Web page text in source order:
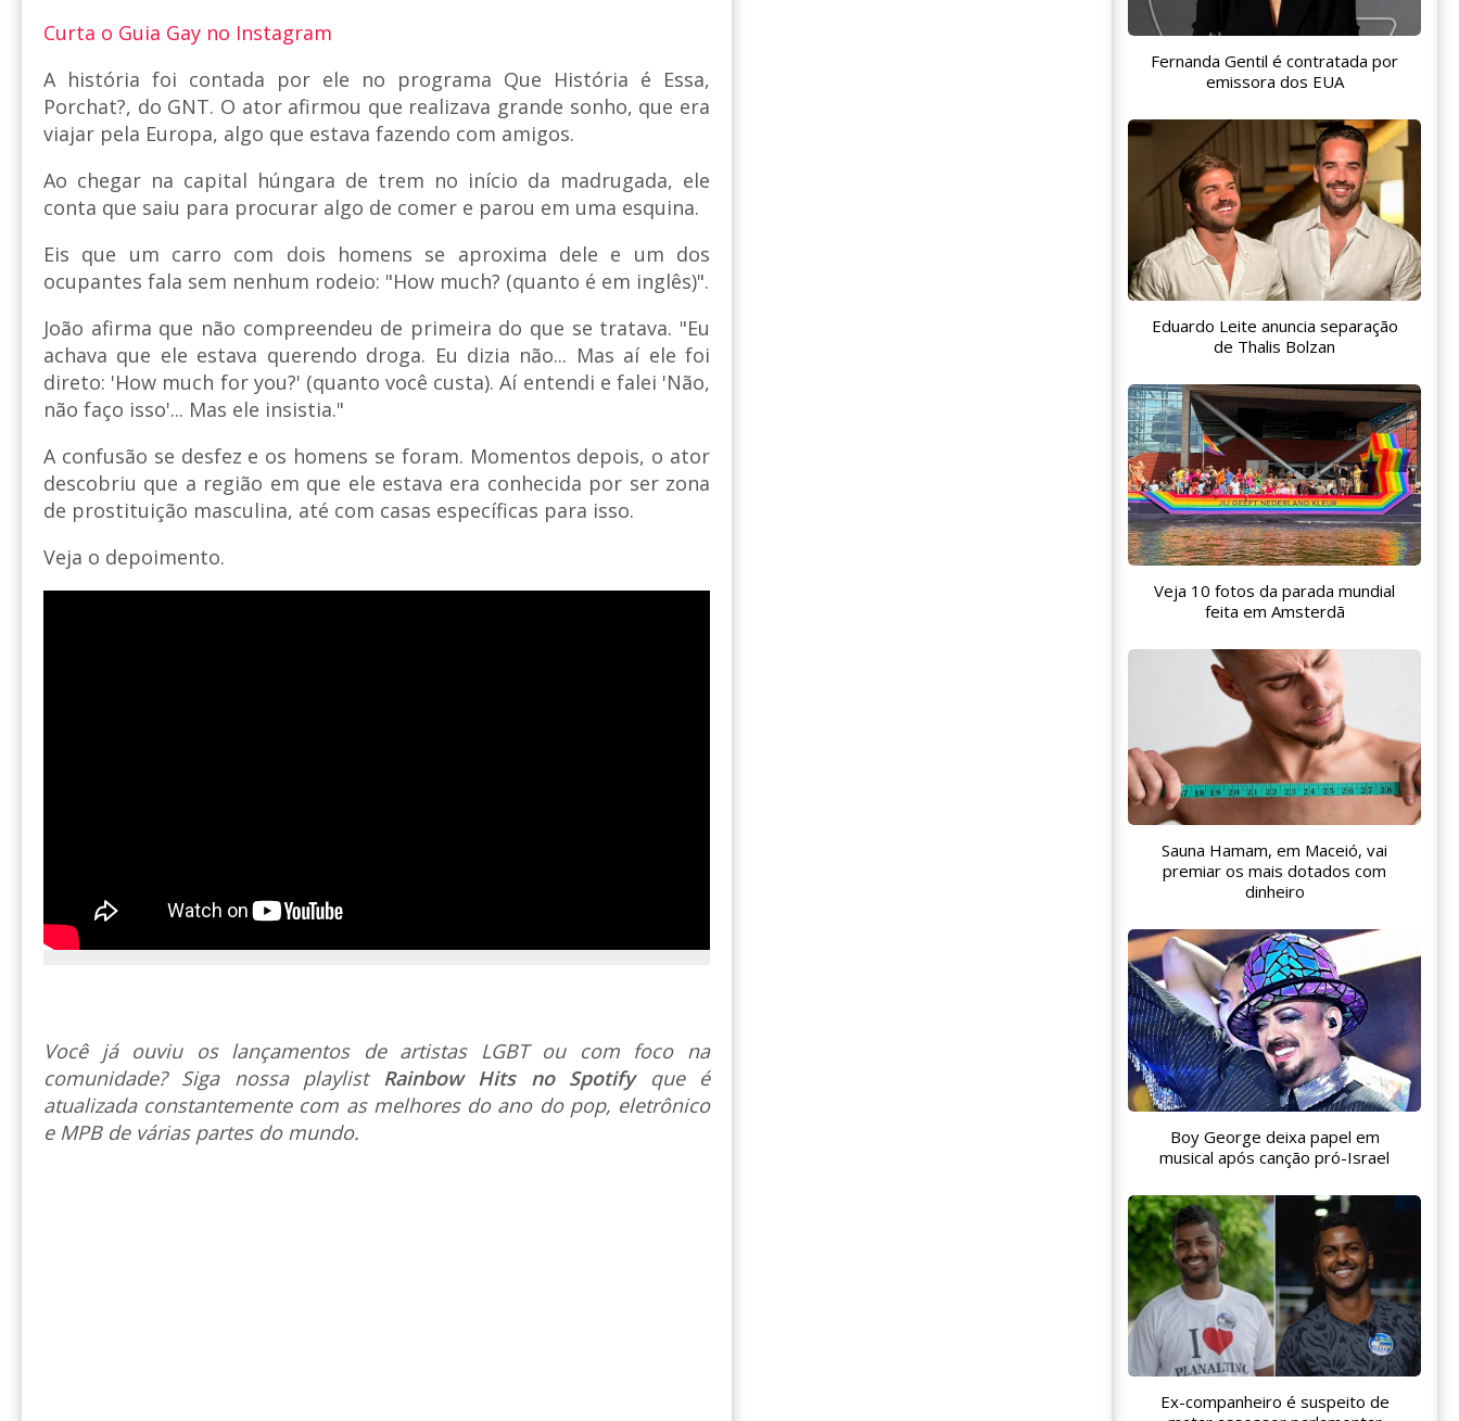
Curta o Guia Gay no Instagram
A história foi contada por ele no programa Que História é Essa,
Porchat?, do GNT. O ator afirmou que realizava grande sonho, que era
viajar pela Europa, algo que estava fazendo com amigos.
Ao chegar na capital húngara de trem no início da madrugada, ele
conta que saiu para procurar algo de comer e parou em uma esquina.
Eis que um carro com dois homens se aproxima dele e um dos
ocupantes fala sem nenhum rodeio: "How much? (quanto é em inglês)".
João afirma que não compreendeu de primeira do que se tratava. "Eu
achava que ele estava querendo droga. Eu dizia não... Mas aí ele foi
direto: 'How much for you?' (quanto você custa). Aí entendi e falei 'Não,
não faço isso'... Mas ele insistia."
A confusão se desfez e os homens se foram. Momentos depois, o ator
descobriu que a região em que ele estava era conhecida por ser zona
de prostituição masculina, até com casas específicas para isso.
Veja o depoimento.
Você já ouviu os lançamentos de artistas LGBT ou com foco na
comunidade? Siga nossa playlist Rainbow Hits no Spotify que é
atualizada constantemente com as melhores do ano do pop, eletrônico
e MPB de várias partes do mundo.
Fernanda Gentil é contratada por
emissora dos EUA
Eduardo Leite anuncia separação
de Thalis Bolzan
Veja 10 fotos da parada mundial
feita em Amsterdã
Sauna Hamam, em Maceió, vai
premiar os mais dotados com
dinheiro
Boy George deixa papel em
musical após canção pró-Israel
Ex-companheiro é suspeito de